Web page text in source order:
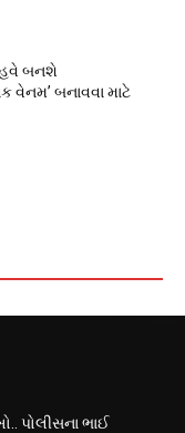
હવે બનશે
વેનમ’ બનાવવા માટે
પોલીસના ભાઈ